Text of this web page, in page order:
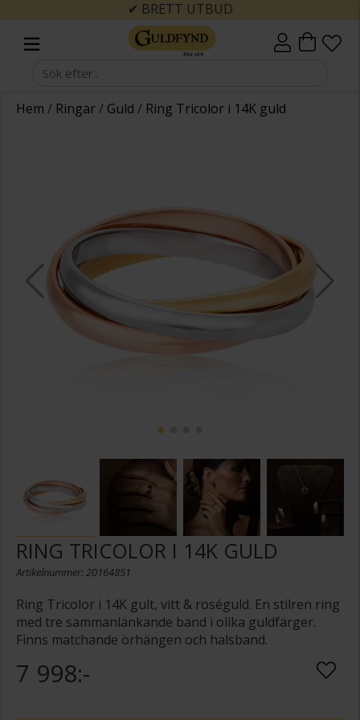
✔ BRETT UTBUD
Hem / Ringar/ Guld / Ring Tricolor i 14K guld
RING TRICOLOR I 14K GULD
Artikelnummer: 20164851
Ring Tricolor i 14K gult, vitt & roséguld. En stilren ring
med tre sammanlänkande band i olika guldfärger.
Finns matchande örhängen och halsband.
7 998:-